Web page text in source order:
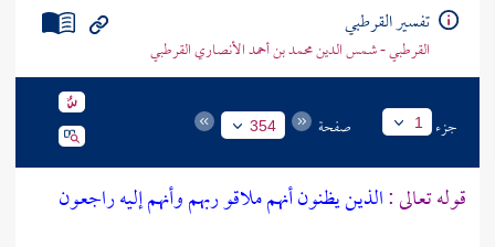
تفسير القرطبي
القرطبي - شمس الدين محمد بن أحمد الأنصاري القرطبي
جزء 1 صفحة 354
قوله تعالى :الذين يظنون أنهم ملاقو ربهم وأنهم إليه راجعون